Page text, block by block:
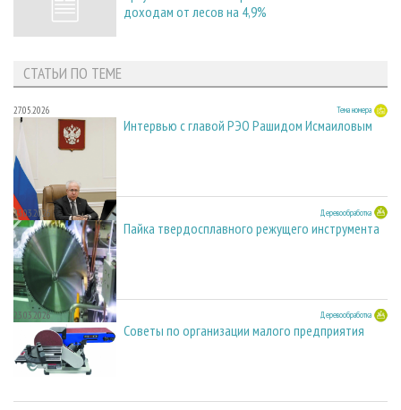
доходам от лесов на 4,9%
СТАТЬИ ПО ТЕМЕ
27.05.2026 Тема номера
Интервью с главой РЭО Рашидом Исмаиловым
23.03.2026 Деревообработка
Пайка твердосплавного режущего инструмента
23.03.2026 Деревообработка
Советы по организации малого предприятия